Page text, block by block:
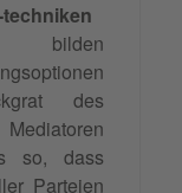
bilden
des
so, dass
Parteien